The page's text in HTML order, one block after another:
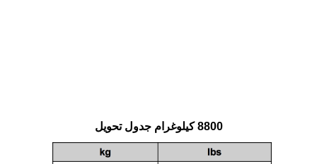
8800 كيلوغرام جدول تحويل